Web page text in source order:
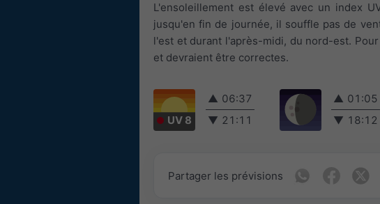
L'ensoleillement est élevé avec un index
jusqu'en fin de journée, il souffle pas de
l'est et durant l'après-midi, du nord-est.
et devraient être correctes.
UV 8
▲ 06:37
▼ 21:11
▲ 01:05
▼ 18:12
Partager les prévisions